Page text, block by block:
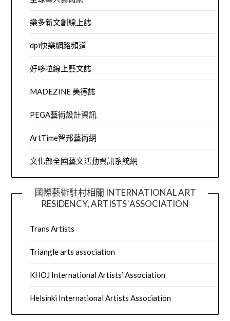
樂多新文創線上誌
dpi快樂網路頻道
好哆粒線上藝文誌
MADEZINE 美德誌
PEGA藝術設計資訊
ArtTime智邦藝術網
文化部全國藝文活動資訊系統網
國際藝術駐村相關 INTERNATIONAL ART
RESIDENCY, ARTISTS´ASSOCIATION
Trans Artists
Triangle arts association
KHOJ International Artists’ Association
Helsinki International Artists Association